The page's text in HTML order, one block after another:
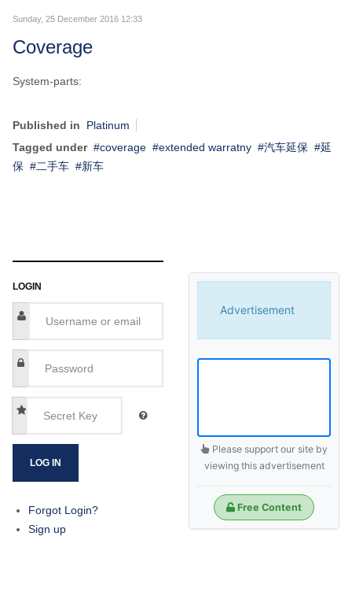
Sunday, 25 December 2016 12:33
Coverage
System-parts:
Published in
Platinum
Tagged under
coverage extended warratny 汽车延保
延
保
二手车 新车
LOGIN
LOG IN
Forgot Login?
Sign up
Advertisement
Please support our site by
viewing this advertisement
Free Content